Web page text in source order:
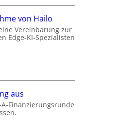
von Hailo
Vereinbarung zur
Edge-KI-Spezialisten
aus
Finanzierungsrunde